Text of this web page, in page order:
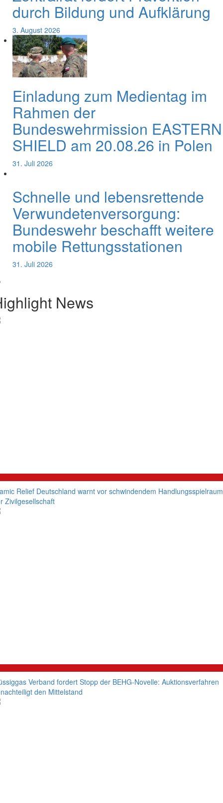
durch Bildung und Aufklärung
3. August 2026
Einladung zum Medientag im
Rahmen der
Bundeswehrmission EASTERN
SHIELD am 20.08.26 in Polen
31. Juli 2026
Schnelle und lebensrettende
Verwundetenversorgung:
Bundeswehr beschafft weitere
mobile Rettungsstationen
31. Juli 2026
News
Relief Deutschland warnt vor schwindendem Handlungsspielraum
Zivilgesellschaft
Verband fordert Stopp der BEHG-Novelle: Auktionsverfahren
den Mittelstand